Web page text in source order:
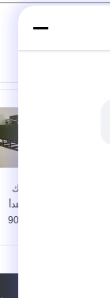
1 - 16MM سلك
المستمر فرن هدأ
90KW مع 14 - 90